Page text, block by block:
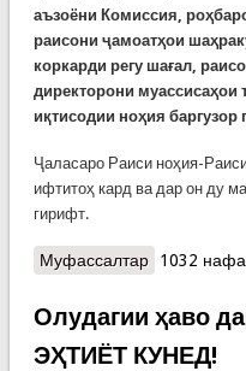
аъзоёни Комиссия,
раисони ҷамоатҳои
коркарди регу шағал,
директорони
иқтисодии ноҳия баргузор
Ҷаласаро Раиси ноҳия-
ифтитоҳ кард ва дар он ду
гирифт.
Муфассалтаро Ҷаласаи
Шаҳринав
1032
Олудагии ҳаво
ЭҲТИЁТ КУНЕД!